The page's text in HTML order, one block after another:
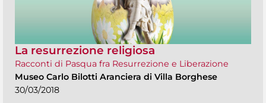
La resurrezione religiosa
Racconti di Pasqua fra Resurrezione e Liberazione
Museo Carlo Bilotti Aranciera di Villa Borghese
30/03/2018